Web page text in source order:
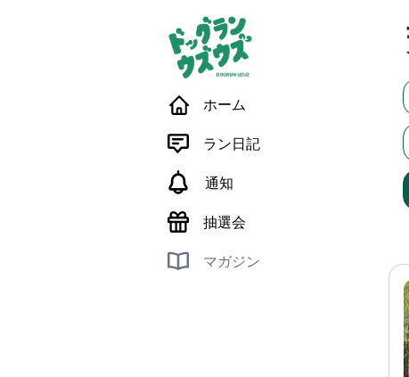
ホーム
ラン日記
通知
抽選会
マガジン